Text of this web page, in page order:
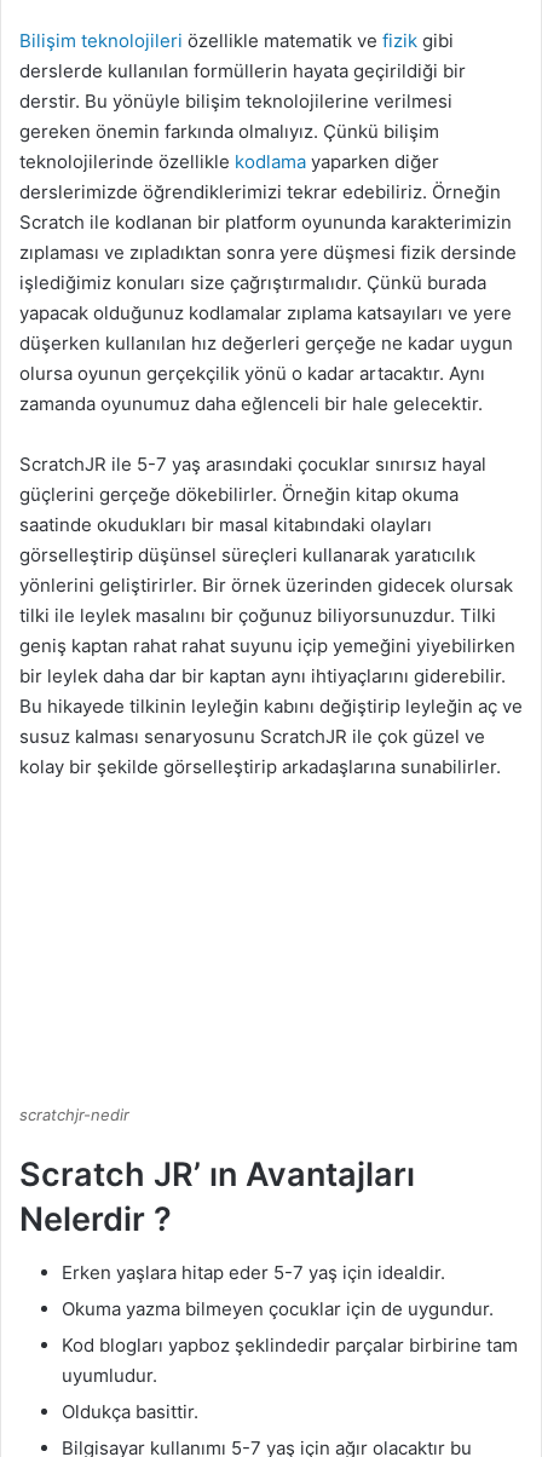
Bilişim teknolojileri özellikle matematik ve fizik gibi
derslerde kullanılan formüllerin hayata geçirildiği bir
derstir. Bu yönüyle bilişim teknolojilerine verilmesi
gereken önemin farkında olmalıyız. Çünkü bilişim
teknolojilerinde özellikle kodlama yaparken diğer
derslerimizde öğrendiklerimizi tekrar edebiliriz. Örneğin
Scratch ile kodlanan bir platform oyununda karakterimizin
zıplaması ve zıpladıktan sonra yere düşmesi fizik dersinde
işlediğimiz konuları size çağrıştırmalıdır. Çünkü burada
yapacak olduğunuz kodlamalar zıplama katsayıları ve yere
düşerken kullanılan hız değerleri gerçeğe ne kadar uygun
olursa oyunun gerçekçilik yönü o kadar artacaktır. Aynı
zamanda oyunumuz daha eğlenceli bir hale gelecektir.
ScratchJR ile 5-7 yaş arasındaki çocuklar sınırsız hayal
güçlerini gerçeğe dökebilirler. Örneğin kitap okuma
saatinde okudukları bir masal kitabındaki olayları
görselleştirip düşünsel süreçleri kullanarak yaratıcılık
yönlerini geliştirirler. Bir örnek üzerinden gidecek olursak
tilki ile leylek masalını bir çoğunuz biliyorsunuzdur. Tilki
geniş kaptan rahat rahat suyunu içip yemeğini yiyebilirken
bir leylek daha dar bir kaptan aynı ihtiyaçlarını giderebilir.
Bu hikayede tilkinin leyleğin kabını değiştirip leyleğin aç ve
susuz kalması senaryosunu ScratchJR ile çok güzel ve
kolay bir şekilde görselleştirip arkadaşlarına sunabilirler.
scratchjr-nedir
Scratch JR’ ın Avantajları
Nelerdir ?
Erken yaşlara hitap eder 5-7 yaş için idealdir.
Okuma yazma bilmeyen çocuklar için de uygundur.
Kod blogları yapboz şeklindedir parçalar birbirine tam
uyumludur.
Oldukça basittir.
Bilgisayar kullanımı 5-7 yaş için ağır olacaktır bu